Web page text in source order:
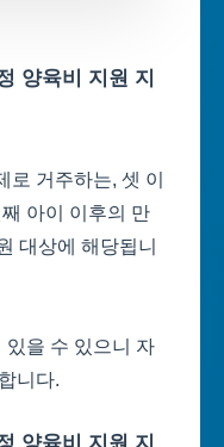
양육비 지원 지
거주하는, 셋 이
아이 이후의 만
대상에 해당됩니
있을 수 있으니 자
니다.
양육비 지원 지